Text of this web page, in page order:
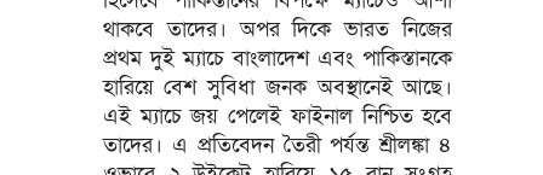
থাকবে তাদের। অপর দিকে ভারত নিজের
প্রথম দুই ম্যাচে বাংলাদেশ এবং পাকিস্তানকে
হারিয়ে বেশ সুবিধা জনক অবস্থানেই আছে।
এই ম্যাচে জয় পেলেই ফাইনাল নিশ্চিত হবে
তাদের। এ প্রতিবেদন তৈরী পর্যন্ত শ্রীলঙ্কা ৪